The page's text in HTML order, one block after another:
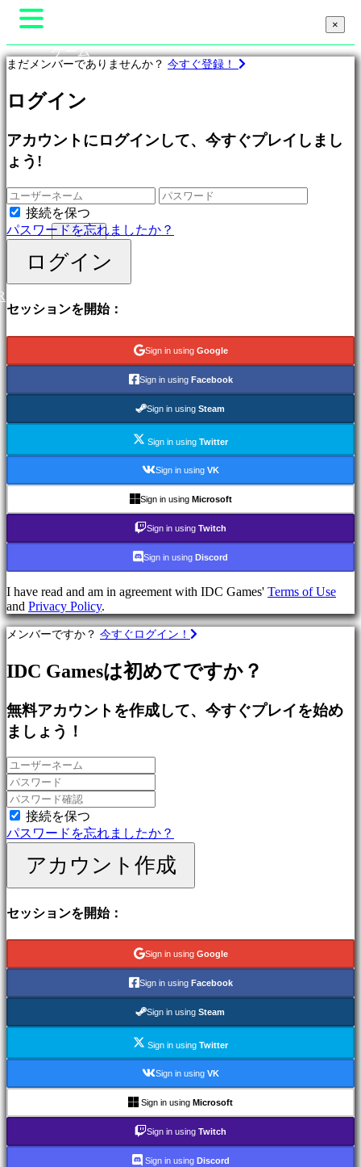
プ
フ
ィ
ー
ル
特
集
作
無
で
イ
ゴ
ー
シ
ョ
ン
ム
略
ゲ
ム
険
ゲ
ー
MMO
ム
ス
ー
ゲ
シ
ー
ゲーム
Gameplay
ニュース
ガイド
サポート
ショップ
ログイン
登録
×
まだメンバーでありませんか？ 今すぐ登録！
ログイン
アカウントにログインして、今すぐプレイしまし
ょう!
接続を保つ
パスワードを忘れましたか？
ログイン
セッションを開始：
Sign in using Google
Sign in using Facebook
Sign in using Steam
Sign in using Twitter
Sign in using VK
Sign in using Microsoft
Sign in using Twitch
Sign in using Discord
I have read and am in agreement with IDC Games' Terms of Use
and Privacy Policy.
×
メンバーですか？ 今すぐログイン！
IDC Gamesは初めてですか？
無料アカウントを作成して、今すぐプレイを始め
ましょう！
接続を保つ
パスワードを忘れましたか？
アカウント作成
セッションを開始：
Sign in using Google
Sign in using Facebook
Sign in using Steam
Sign in using Twitter
Sign in using VK
Sign in using Microsoft
Sign in using Twitch
Sign in using Discord
×